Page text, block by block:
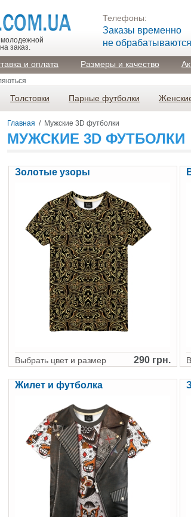
молодежной
заказ.
Телефоны:
Заказы временно
не обрабатываются
и оплата Размеры и качество
Толстовки Парные футболки
Главная / Мужские 3D футболки
МУЖСКИЕ 3D ФУТБОЛКИ
Золотые узоры
Выбрать цвет и размер 290 грн.
Жилет и футболка